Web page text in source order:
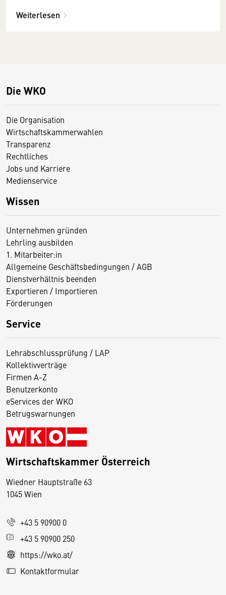
Weiterlesen
Die WKO
Die Organisation
Wirtschaftskammerwahlen
Transparenz
Rechtliches
Jobs und Karriere
Medienservice
Wissen
Unternehmen gründen
Lehrling ausbilden
1. Mitarbeiter:in
Allgemeine Geschäftsbedingungen / AGB
Dienstverhältnis beenden
Exportieren / Importieren
Förderungen
Service
Lehrabschlussprüfung / LAP
Kollektivverträge
Firmen A-Z
Benutzerkonto
eServices der WKO
Betrugswarnungen
Wirtschaftskammer Österreich
Wiedner Hauptstraße 63
1045 Wien
+43 5 90900 0
+43 5 90900 250
https://wko.at/
Kontaktformular
D
s
e
S
e